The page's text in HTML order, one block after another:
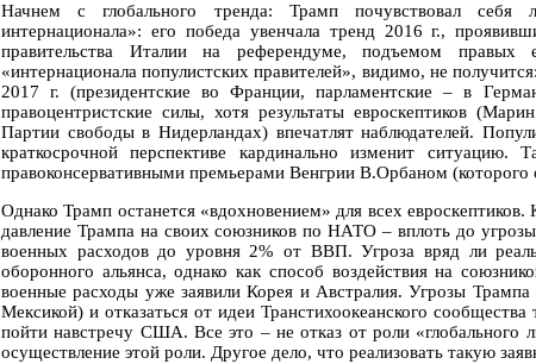
Начнем с глобального тренда: Трамп почувствовал себя
интернационала»: его победа увенчала тренд 2016 г.,
правительства Италии на референдуме, подъемом правых
«интернационала популистских правителей», видимо, не
2017 г. (президентские во Франции, парламентские – в
правоцентристские силы, хотя результаты евроскептиков
Партии свободы в Нидерландах) впечатлят наблюдателей.
краткосрочной перспективе кардинально изменит
правоконсервативными премьерами Венгрии В.Орбаном
Однако Трамп останется «вдохновением» для всех
давление Трампа на своих союзников по НАТО – вплоть до
военных расходов до уровня 2% от ВВП. Угроза вряд ли
оборонного альянса, однако как способ воздействия на
военные расходы уже заявили Корея и Австралия. Угрозы
Мексикой) и отказаться от идеи Транстихоокеанского
пойти навстречу США. Все это – не отказ от роли
осуществление этой роли. Другое дело, что реализовать такую